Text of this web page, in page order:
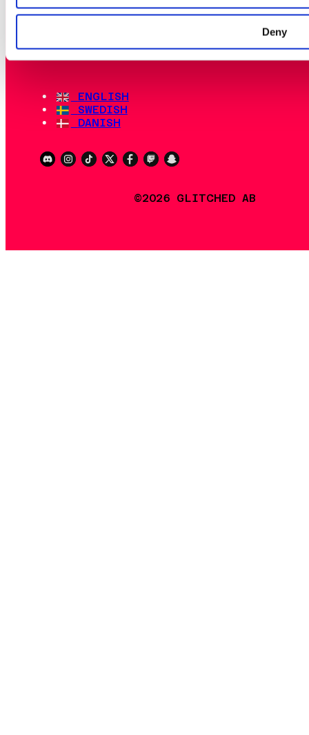
Deny
PRÆMIEPENGE- OG
ENGLISH
SWEDISH
DANISH
©2026 GLITCHED AB